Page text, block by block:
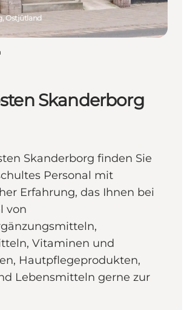
Skanderborg
Skanderborg finden Sie
Personal mit
Erfahrung, das Ihnen bei
von
Vitaminen und
Hautpflegeprodukten,
Lebensmitteln gerne zur
Ostjütland